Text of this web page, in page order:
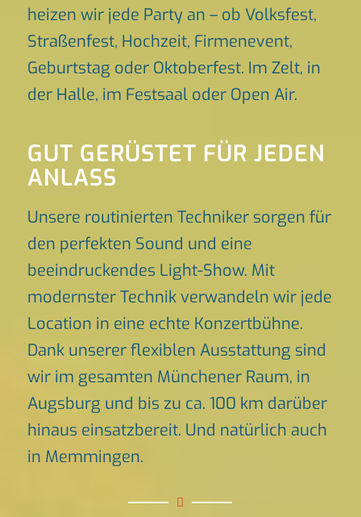
heizen wir jede Party an – ob Volksfest,
Straßenfest, Hochzeit, Firmenevent,
Geburtstag oder Oktoberfest. Im Zelt, in
der Halle, im Festsaal oder Open Air.
GUT GERÜSTET FÜR JEDEN
ANLASS
Unsere routinierten Techniker sorgen für
den perfekten Sound und eine
beeindruckendes Light-Show. Mit
modernster Technik verwandeln wir jede
Location in eine echte Konzertbühne.
Dank unserer flexiblen Ausstattung sind
wir im gesamten Münchener Raum, in
Augsburg und bis zu ca. 100 km darüber
hinaus einsatzbereit. Und natürlich auch
in Memmingen.